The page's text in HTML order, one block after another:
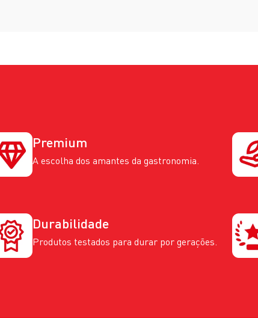
Premium
A escolha dos amantes da gastronomia.
Durabilidade
Produtos testados para durar por gerações.